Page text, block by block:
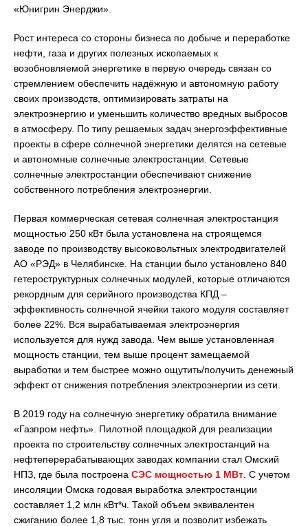
«Юнигрин Энерджи».
Рост интереса со стороны бизнеса по добыче и переработке
нефти, газа и других полезных ископаемых к
возобновляемой энергетике в первую очередь связан со
стремлением обеспечить надёжную и автономную работу
своих производств, оптимизировать затраты на
электроэнергию и уменьшить количество вредных выбросов
в атмосферу. По типу решаемых задач энергоэффективные
проекты в сфере солнечной энергетики делятся на сетевые
и автономные солнечные электростанции. Сетевые
солнечные электростанции обеспечивают снижение
собственного потребления электроэнергии.
Первая коммерческая сетевая солнечная электростанция
мощностью 250 кВт была установлена на строящемся
заводе по производству высоковольтных электродвигателей
АО «РЭД» в Челябинске. На станции было установлено 840
гетероструктурных солнечных модулей, которые отличаются
рекордным для серийного производства КПД –
эффективность солнечной ячейки такого модуля составляет
более 22%. Вся вырабатываемая электроэнергия
используется для нужд завода. Чем выше установленная
мощность станции, тем выше процент замещаемой
выработки и тем быстрее можно ощутить/получить денежный
эффект от снижения потребления электроэнергии из сети.
В 2019 году на солнечную энергетику обратила внимание
«Газпром нефть». Пилотной площадкой для реализации
проекта по строительству солнечных электростанций на
нефтеперерабатывающих заводах компании стал Омский
НПЗ, где была построена СЭС мощностью 1 МВт . С учетом
инсоляции Омска годовая выработка электростанции
составляет 1,2 млн кВт*ч. Такой объем эквивалентен
сжиганию более 1,8 тыс. тонн угля и позволит избежать